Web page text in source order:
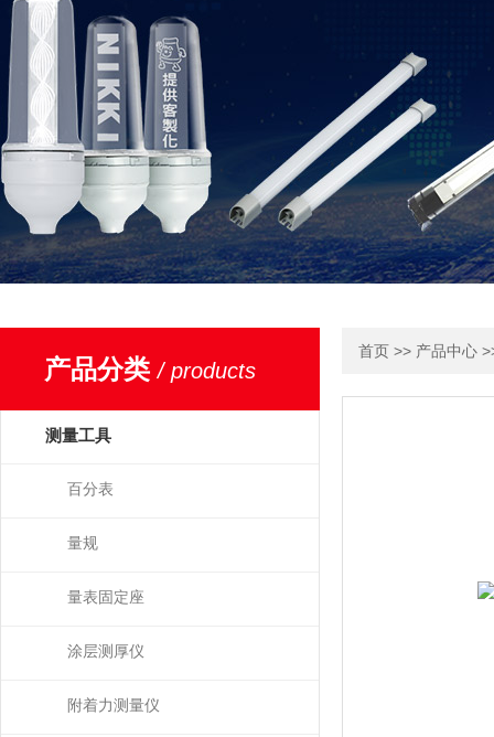
产品分类/ products
测量工具
百分表
量规
量表固定座
涂层测厚仪
附着力测量仪
首页 >> 产品中心